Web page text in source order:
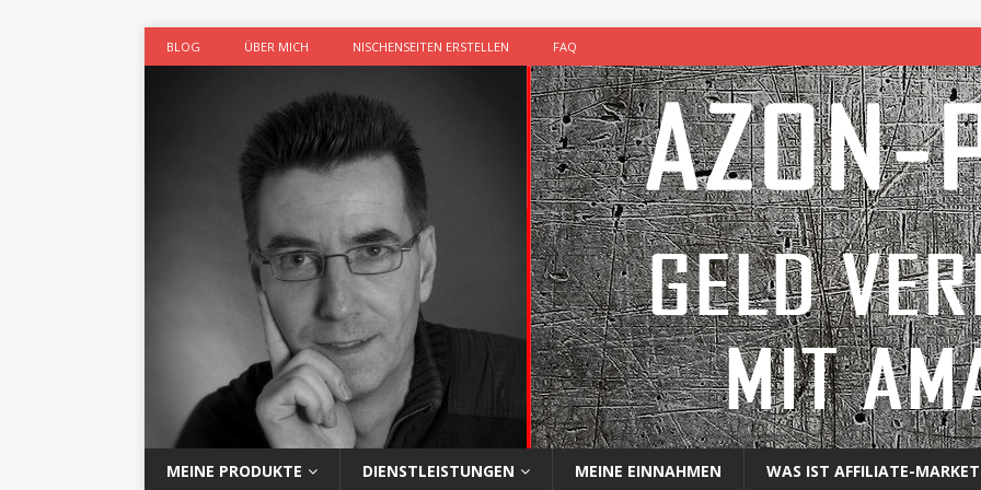
BLOG ÜBER MICH NISCHENSEITEN ERSTELLEN FAQ
MEINE PRODUKTE DIENSTLEISTUNGEN MEINE EINNAHMEN WAS IST AFFILIATE-